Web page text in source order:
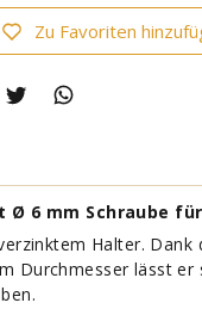
Zu Favoriten
Ø 6 mm Schraube
Halter. Dank
Durchmesser lässt er